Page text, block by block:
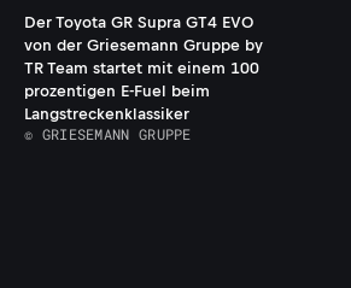
Der Toyota GR Supra GT4 EVO
von der Griesemann Gruppe by
TR Team startet mit einem 100
prozentigen E-Fuel beim
Langstreckenklassiker
© GRIESEMANN GRUPPE